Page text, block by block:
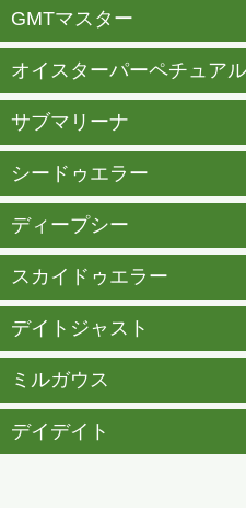
GMTマスター
オイスターパーペチュアル
サブマリーナ
シードゥエラー
ディープシー
スカイドゥエラー
デイトジャスト
ミルガウス
デイデイト